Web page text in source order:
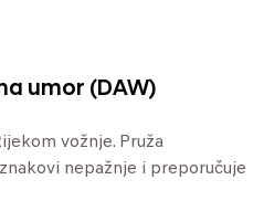
umor (DAW)
vožnje. Pruža
nepažnje i preporučuje